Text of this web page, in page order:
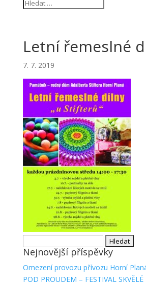
Letní řemeslné
7. 7. 2019
Nejnovější příspěvky
Omezení provozu přívozu Horní
POD PROUDEM – FESTIVAL